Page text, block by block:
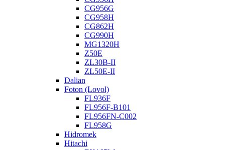
CG956G
CG958H
CG862H
CG990H
MG1320H
Z50E
ZL30B-II
ZL50E-II
Dalian
Foton (Lovol)
FL936F
FL956F-B101
FL956FN-C002
FL958G
Hidromek
Hitachi